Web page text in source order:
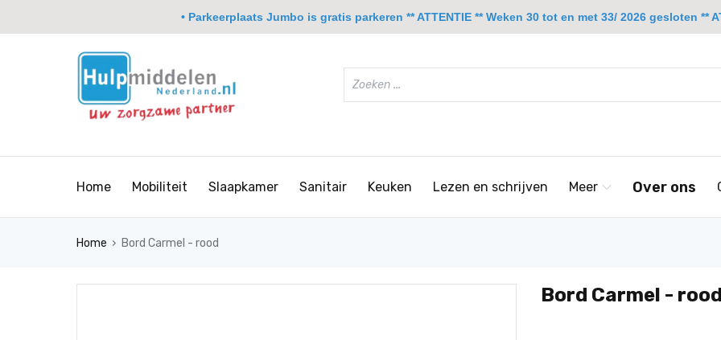
Home Mobiliteit Slaapkamer Sanitair Keuken Lezen en schrijven Meer Over ons
Home › Bord Carmel - rood
Bord Carmel - rood
• Parkeerplaats Jumbo is gratis parkeren ** ATTENTIE ** Weken 30 tot en met 33/ 2026 gesloten **